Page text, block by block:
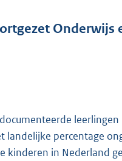
e
:
4
Onderwijs
landelijke percentage
kinderen in Nederland